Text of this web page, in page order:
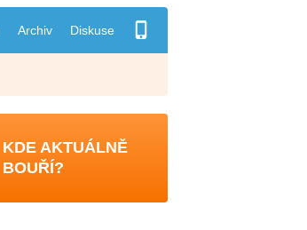
Archiv Diskuse
KDE AKTUÁLNĚ
BOUŘÍ?